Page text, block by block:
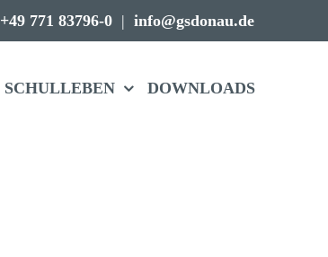
+49 771 83796-0 | info@gsdonau.de
SCHUL­LEBEN DOWN­LOADS